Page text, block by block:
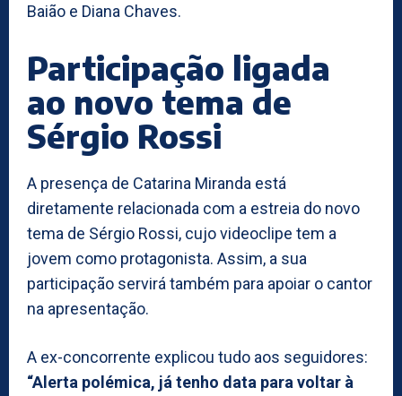
Baião e Diana Chaves.
Participação ligada
ao novo tema de
Sérgio Rossi
A presença de Catarina Miranda está
diretamente relacionada com a estreia do novo
tema de Sérgio Rossi, cujo videoclipe tem a
jovem como protagonista. Assim, a sua
participação servirá também para apoiar o cantor
na apresentação.
A ex-concorrente explicou tudo aos seguidores:
“Alerta polémica, já tenho data para voltar à